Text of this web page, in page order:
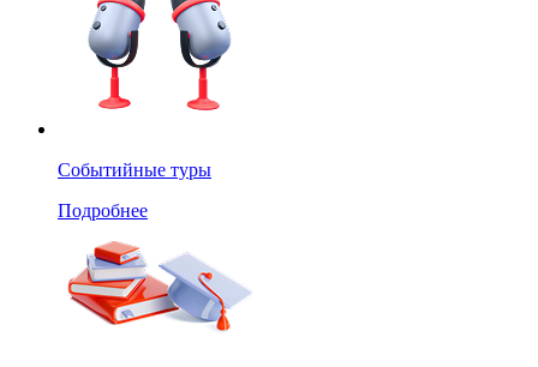
Событийные туры
Подробнее